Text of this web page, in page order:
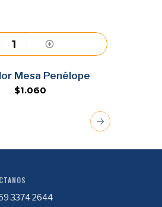
Agregar
Mesa Penélope
$1.060
3374 2644